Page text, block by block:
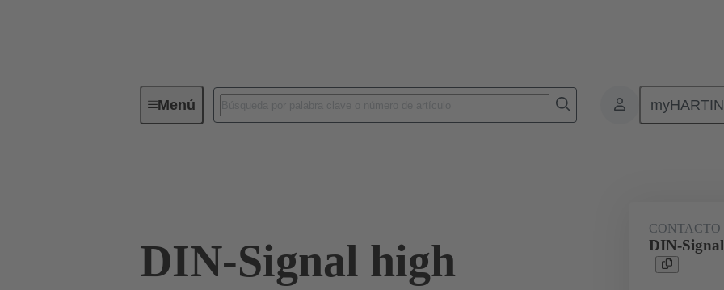
MenúConectividad de dispositivos Conectores de placa a placa de
DIN-Signal high
DIN-